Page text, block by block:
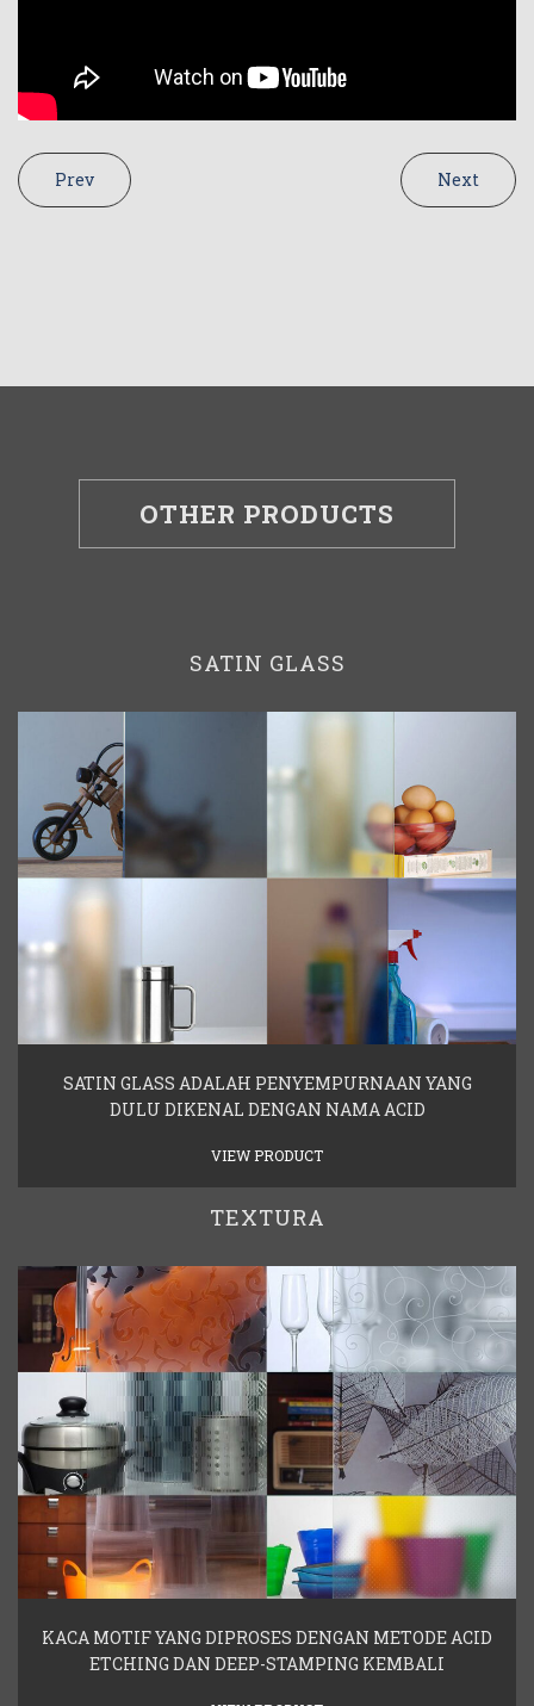
Prev Next
OTHER PRODUCTS
SATIN GLASS
SATIN GLASS ADALAH PENYEMPURNAAN YANG
DULU DIKENAL DENGAN NAMA ACID
VIEW PRODUCT
TEXTURA
KACA MOTIF YANG DIPROSES DENGAN METODE ACID
ETCHING DAN DEEP-STAMPING KEMBALI